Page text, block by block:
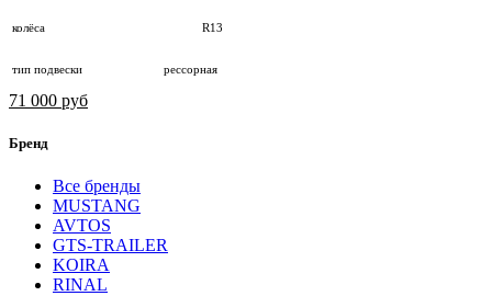
колёса R13
тип подвески рессорная
71 000 руб
Бренд
Все бренды
MUSTANG
AVTOS
GTS-TRAILER
KOIRA
RINAL